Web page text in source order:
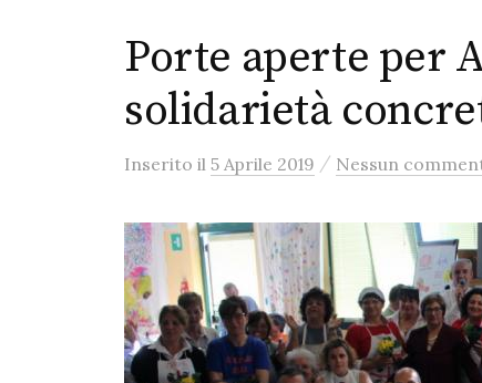
Porte aperte per
solidarietà
Inserito il 5 Aprile 2019 / Nessun